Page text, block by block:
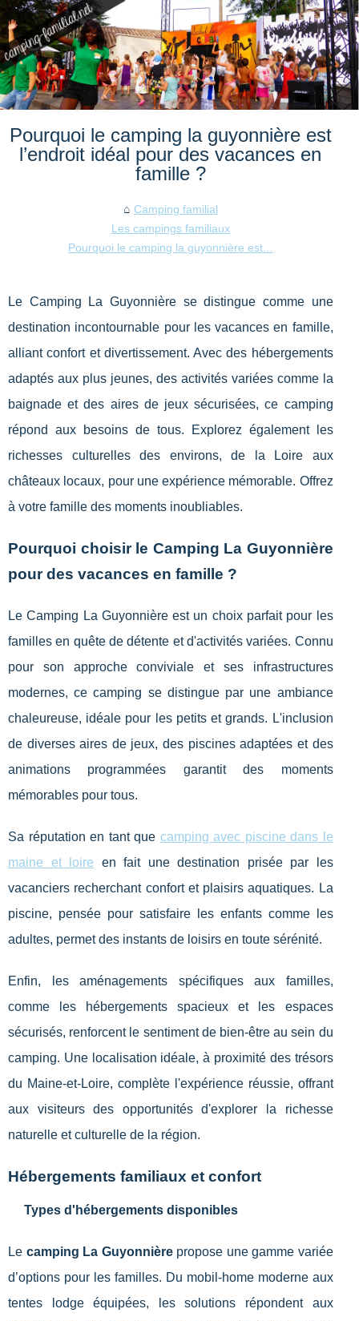
Pourquoi le camping la guyonnière est
l’endroit idéal pour des vacances en
famille ?
Camping familial
Les campings familiaux
Pourquoi le camping la guyonnière est...
Le Camping La Guyonnière se distingue comme une
destination incontournable pour les vacances en famille,
alliant confort et divertissement. Avec des hébergements
adaptés aux plus jeunes, des activités variées comme la
baignade et des aires de jeux sécurisées, ce camping
répond aux besoins de tous. Explorez également les
richesses culturelles des environs, de la Loire aux
châteaux locaux, pour une expérience mémorable. Offrez
à votre famille des moments inoubliables.
Pourquoi choisir le Camping La Guyonnière
pour des vacances en famille ?
Le Camping La Guyonnière est un choix parfait pour les
familles en quête de détente et d'activités variées. Connu
pour son approche conviviale et ses infrastructures
modernes, ce camping se distingue par une ambiance
chaleureuse, idéale pour les petits et grands. L'inclusion
de diverses aires de jeux, des piscines adaptées et des
animations programmées garantit des moments
mémorables pour tous.
Sa réputation en tant que camping avec piscine dans le
maine et loire en fait une destination prisée par les
vacanciers recherchant confort et plaisirs aquatiques. La
piscine, pensée pour satisfaire les enfants comme les
adultes, permet des instants de loisirs en toute sérénité.
Enfin, les aménagements spécifiques aux familles,
comme les hébergements spacieux et les espaces
sécurisés, renforcent le sentiment de bien-être au sein du
camping. Une localisation idéale, à proximité des trésors
du Maine-et-Loire, complète l'expérience réussie, offrant
aux visiteurs des opportunités d'explorer la richesse
naturelle et culturelle de la région.
Hébergements familiaux et confort
Types d'hébergements disponibles
Le camping La Guyonnièrepropose une gamme variée
d’options pour les familles. Du mobil-home moderne aux
tentes lodge équipées, les solutions répondent aux